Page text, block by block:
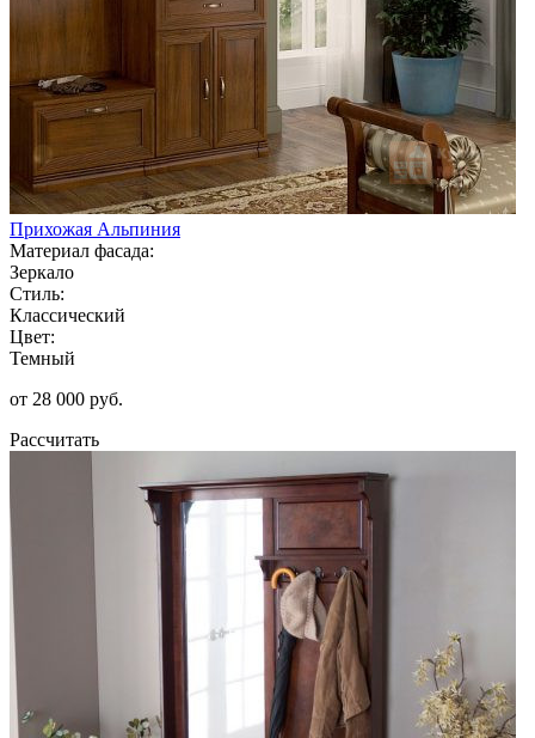
Прихожая Альпиния
Материал фасада:
Зеркало
Стиль:
Классический
Цвет:
Темный
от 28 000 руб.
Рассчитать